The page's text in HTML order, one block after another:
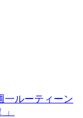
一ルーティーン